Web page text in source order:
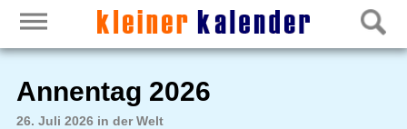
Annentag 2026
26. Juli 2026 in der Welt